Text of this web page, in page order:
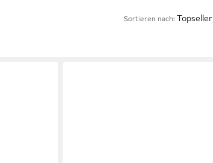
Sortieren nach: Topseller